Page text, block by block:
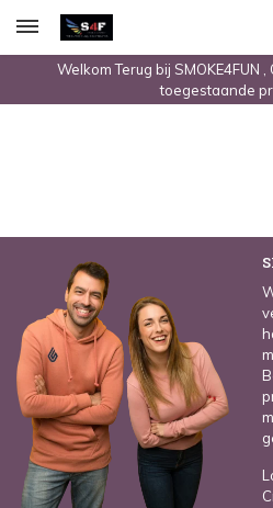
Welkom Terug bij SMOKE4FUN
toegestaande